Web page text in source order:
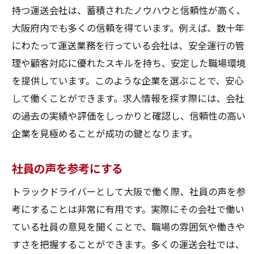
持つ運送会社は、蓄積されたノウハウと信頼性が高く、
大阪府内でも多くの信頼を得ています。例えば、数十年
にわたって運送業務を行っている会社は、安全運行の管
理や顧客対応に優れたスキルを持ち、安定した職場環境
を提供しています。このような企業を選ぶことで、安心
して働くことができます。求人情報を探す際には、会社
の過去の実績や評価をしっかりと確認し、信頼性の高い
企業を見極めることが成功の鍵となります。
社員の声を参考にする
トラックドライバーとして大阪で働く際、社員の声を参
考にすることは非常に有用です。実際にその会社で働い
ている社員の意見を聞くことで、職場の雰囲気や働きや
すさを把握することができます。多くの運送会社では、